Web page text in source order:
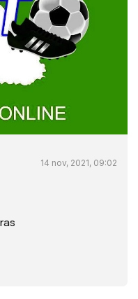
14 nov, 2021, 09:02